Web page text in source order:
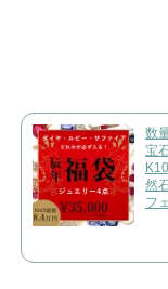
数
宝
然
フ